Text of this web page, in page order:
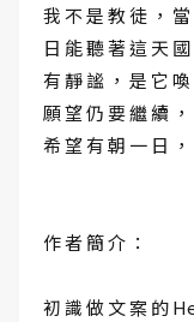
我 不 是 教 徒 ，
日 能 聽 著 這 天
有 靜 謐 ， 是 它
願 望 仍 要 繼 續
希 望 有 朝 一 日
作 者 簡 介 ：
初 識 做 文 案 的